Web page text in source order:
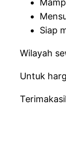
Siap
Wilayah
Untuk